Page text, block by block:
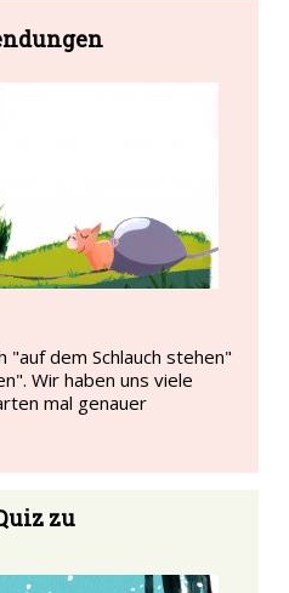
"auf dem Schlauch stehen"
Wir haben uns viele
mal genauer
zu